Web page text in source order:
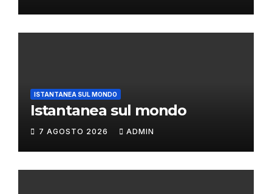
ISTANTANEA SUL MONDO
Istantanea sul mondo
7 AGOSTO 2026 ADMIN